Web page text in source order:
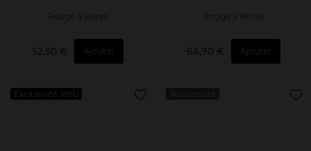
Rouge à lévres
52,50 € Ajouter
Rouge à lévres
66,90 € Ajouter
Exclusivité Web